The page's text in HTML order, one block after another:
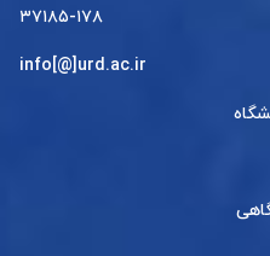
۳۷۱۸۵-۱۷۸
info[@]urd.ac.ir